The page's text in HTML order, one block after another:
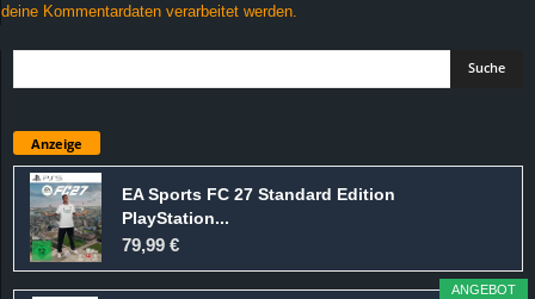
deine Kommentardaten verarbeitet werden.
Anzeige
EA Sports FC 27 Standard Edition
PlayStation...
79,99 €
ANGEBOT